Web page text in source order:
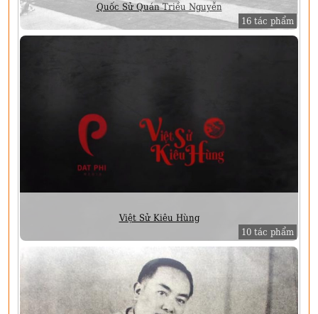
Quốc Sử Quán Triều Nguyễn
16 tác phẩm
Việt Sử Kiêu Hùng
10 tác phẩm